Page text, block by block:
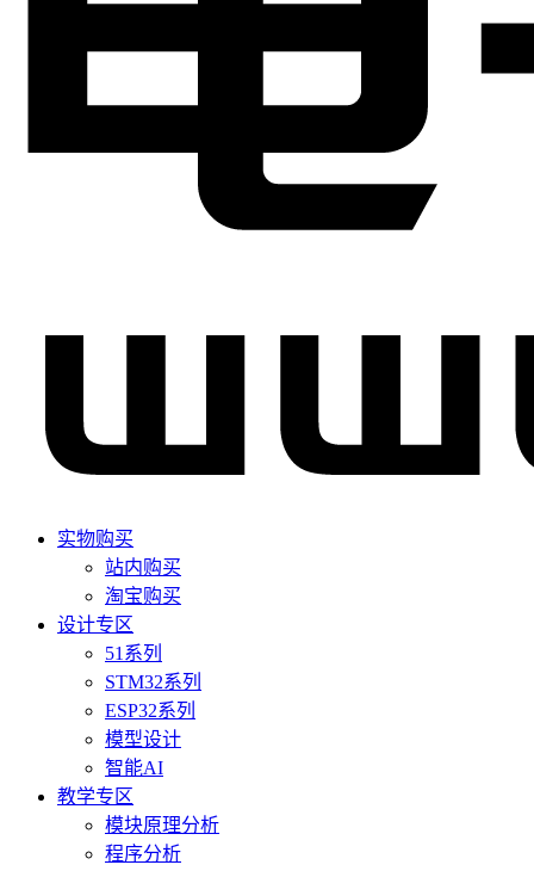
实物购买
站内购买
淘宝购买
设计专区
51系列
STM32系列
ESP32系列
模型设计
智能AI
教学专区
模块原理分析
程序分析